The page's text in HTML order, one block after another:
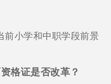
前小学和中职学段前景
格证是否改革？